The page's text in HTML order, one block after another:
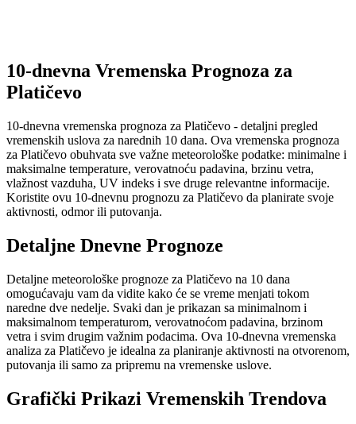
10-dnevna Vremenska Prognoza za
Platičevo
10-dnevna vremenska prognoza za Platičevo - detaljni pregled
vremenskih uslova za narednih 10 dana. Ova vremenska prognoza
za Platičevo obuhvata sve važne meteorološke podatke: minimalne i
maksimalne temperature, verovatnoću padavina, brzinu vetra,
vlažnost vazduha, UV indeks i sve druge relevantne informacije.
Koristite ovu 10-dnevnu prognozu za Platičevo da planirate svoje
aktivnosti, odmor ili putovanja.
Detaljne Dnevne Prognoze
Detaljne meteorološke prognoze za Platičevo na 10 dana
omogućavaju vam da vidite kako će se vreme menjati tokom
naredne dve nedelje. Svaki dan je prikazan sa minimalnom i
maksimalnom temperaturom, verovatnoćom padavina, brzinom
vetra i svim drugim važnim podacima. Ova 10-dnevna vremenska
analiza za Platičevo je idealna za planiranje aktivnosti na otvorenom,
putovanja ili samo za pripremu na vremenske uslove.
Grafički Prikazi Vremenskih Trendova